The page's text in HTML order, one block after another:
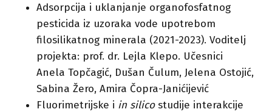
Adsorpcija i uklanjanje organofosfatnog
pesticida iz uzoraka vode upotrebom
filosilikatnog minerala (2021-2023). Voditelj
projekta: prof. dr. Lejla Klepo. Učesnici
Anela Topčagić, Dušan Čulum, Jelena Ostojić,
Sabina Žero, Amira Čopra-Janićijević
Fluorimetrijske i in silicostudije interakcije